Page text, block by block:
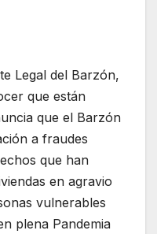
Legal del Barzón,
que están
que el Barzón
a fraudes
que han
en agravio
vulnerables
plena Pandemia